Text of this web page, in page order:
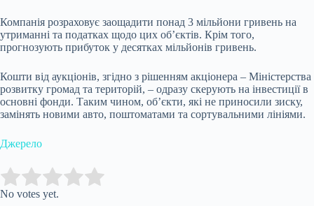
Компанія розраховує заощадити понад 3 мільйони гривень на
утриманні та податках щодо цих об’єктів. Крім того,
прогнозують прибуток у десятках мільйонів гривень.
Кошти від аукціонів, згідно з рішенням акціонера – Міністерства
розвитку громад та територій, – одразу скерують на інвестиції в
основні фонди. Таким чином, об’єкти, які не приносили зиску,
замінять новими авто, поштоматами та сортувальними лініями.
Джерело
Rate this item:
No votes yet.